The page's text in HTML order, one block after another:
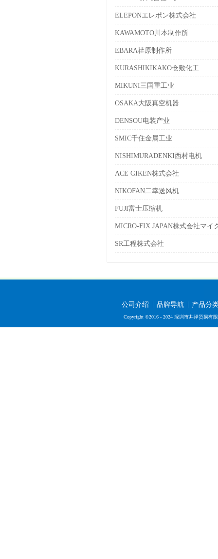
ELEPONエレポン株式会社
KAWAMOTO川本制作所
EBARA荏原制作所
KURASHIKIKAKO仓敷化工
MIKUNI三国重工业
OSAKA大阪真空机器
DENSOU电装产业
SMIC千住金属工业
NISHIMURADENKI西村电机
ACE GIKEN株式会社
NIKOFAN二幸送风机
FUJI富士压缩机
MICRO-FIX JAPAN株式会社マイ
SR工程株式会社
公司介绍 品牌导航 产品分
Copyright ©2016 - 2024 深圳市井泽贸易有